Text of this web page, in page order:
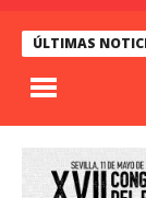
ÚLTIMAS
La